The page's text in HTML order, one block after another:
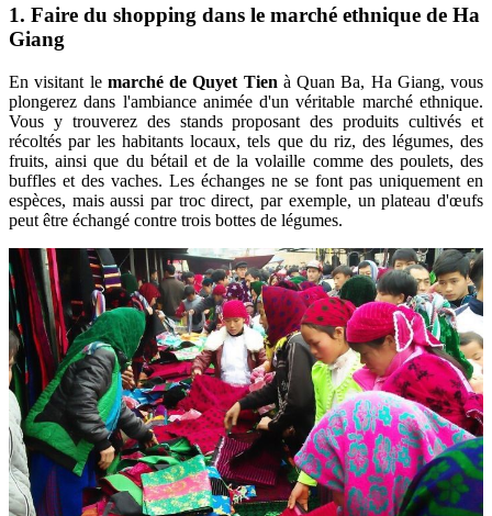
1. Faire du shopping dans le marché ethnique de Ha
Giang
En visitant le marché de Quyet Tien à Quan Ba, Ha Giang, vous
plongerez dans l'ambiance animée d'un véritable marché ethnique.
Vous y trouverez des stands proposant des produits cultivés et
récoltés par les habitants locaux, tels que du riz, des légumes, des
fruits, ainsi que du bétail et de la volaille comme des poulets, des
buffles et des vaches. Les échanges ne se font pas uniquement en
espèces, mais aussi par troc direct, par exemple, un plateau d'œufs
peut être échangé contre trois bottes de légumes.